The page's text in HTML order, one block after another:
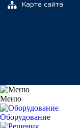
Карта сайта
Меню
Оборудование